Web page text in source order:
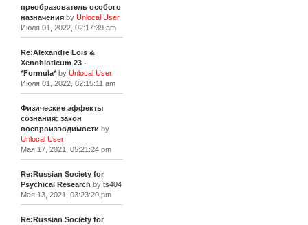
преобразователь особого
назначенияby Unlocal User
Июля 01, 2022, 02:17:39 am
Re:Alexandre Lois &
Xenobioticum 23 -
*Formula*by Unlocal User
Июля 01, 2022, 02:15:11 am
Физические эффекты
сознания: закон
воспроизводимости by
Unlocal User
Мая 17, 2021, 05:21:24 pm
Re:Russian Society for
Psychical Research by ts404
Мая 13, 2021, 03:23:20 pm
Re:Russian Society for